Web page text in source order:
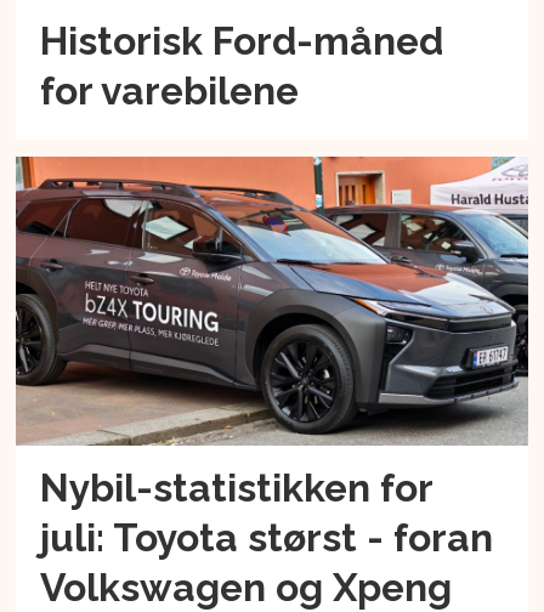
Historisk Ford-måned
for varebilene
Nybil-statistikken for
juli: Toyota størst - foran
Volkswagen og Xpeng